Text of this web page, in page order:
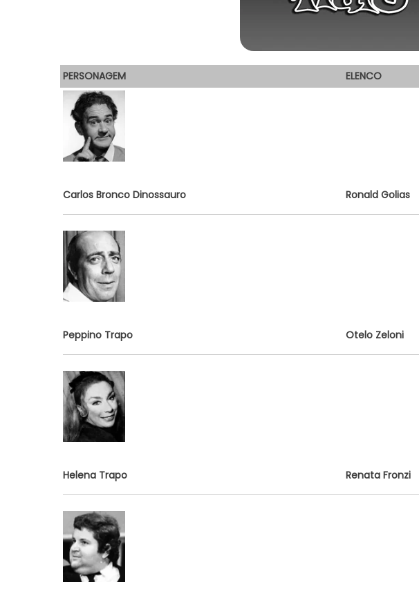
PERSONAGEM ELENCO
Carlos Bronco Dinossauro Ronald Golias
Peppino Trapo Otelo Zeloni
Helena Trapo Renata Fronzi